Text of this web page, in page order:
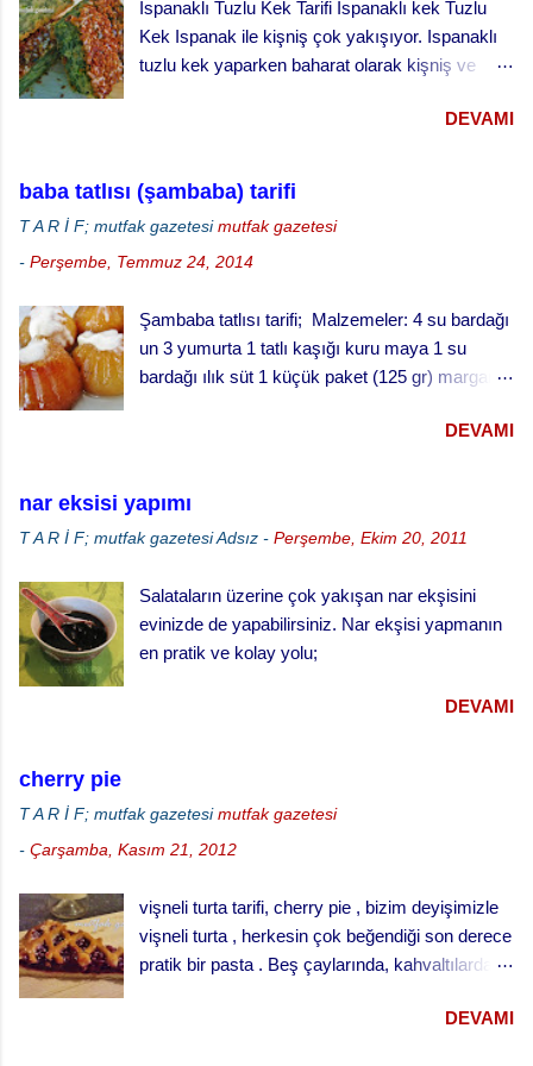
250 gr. file badem 4 çorba kaşığı bal 1 çorba
kaşığı toz tarçın 4 çorba kaşığı şeker 1 çay
kaşığı kakule çekirdeği (dövülmüş) 250 gr.
paket karbonat Un (alabildiği kadar) 1 çorba
kurabiyesi badambura yapılışı ·
Fırınınızı 170 derecede ısıtınız. · ...
Ispanaklı Tuzlu Kek Tarifi Ispanaklı kek Tuzlu
Kek Ispanak ile kişniş çok yakışıyor. Ispanaklı
tuzlu kek yaparken baharat olarak kişniş ve
serptik. Hem görünümü hem de lezzeti çok
ıspanakları çiğ olarak kullandık. Bu kekin daha
iyi pişmesi için derin kek kalıbında değil, sığ
kenarlı tepside pişirmeyi öneriyoruz.
DEVAMI
baba tatlısı (şambaba) tarifi
T A R İ F; mutfak gazetesi mutfak gazetesi
- Perşembe, Temmuz 24, 2014
Şambaba tatlısı tarifi; Malzemeler: 4 su bardağı
un 3 yumurta 1 tatlı kaşığı kuru maya 1 su
bardağı ılık süt 1 küçük paket (125 gr) margarin
fiske tuz şurup için: 3 su bardağı su 3 su
ısıtınız. · Unun ortasını açınız, bir bardak
ılık sütle kabartılmış mayayı, yumuşamış yağı,
yumuşak bir hamur yapınız. · Hamuru ılık
bir yerde iki misli kabarana kadar bekletiniz. ·
Küçük tart kalıplarını yağlayınız ve
paylaştırınız. · Kabarması için tekrar
DEVAMI
nar eksisi yapımı
T A R İ F; mutfak gazetesiAdsız - Perşembe, Ekim 20, 2011
Salataların üzerine çok yakışan nar ekşisini
evinizde de yapabilirsiniz. Nar ekşisi yapmanın
en pratik ve kolay yolu;
DEVAMI
cherry pie
T A R İ F; mutfak gazetesi mutfak gazetesi
- Çarşamba, Kasım 21, 2012
vişneli turta tarifi, cherry pie , bizim deyişimizle
vişneli turta , herkesin çok beğendiği son derece
pratik bir pasta . Beş çaylarında, kahvaltılarda
ikram edebileceğiniz klasik bir ikramlık. vişneli
DEVAMI